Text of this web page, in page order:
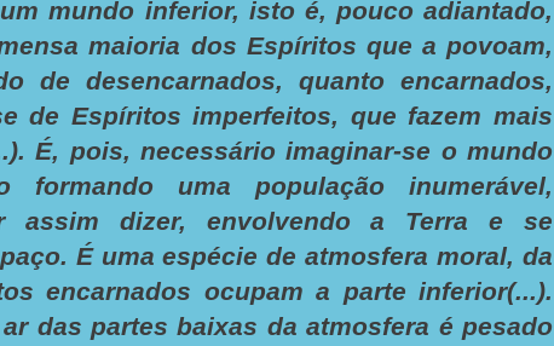
mundo inferior, isto é, pouco adiantado,
maioria dos Espíritos que a povoam,
de desencarnados, quanto encarnados,
de Espíritos imperfeitos, que fazem mais
É, pois, necessário imaginar-se o mundo
formando uma população inumerável,
assim dizer, envolvendo a Terra e se
É uma espécie de atmosfera moral, da
encarnados ocupam a parte inferior(...).
das partes baixas da atmosfera é pesado